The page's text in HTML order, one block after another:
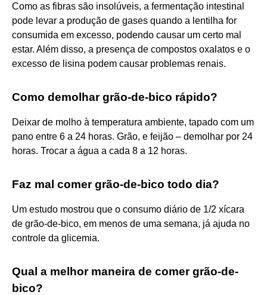
Como as fibras são insolúveis, a fermentação intestinal
pode levar a produção de gases quando a lentilha for
consumida em excesso, podendo causar um certo mal
estar. Além disso, a presença de compostos oxalatos e o
excesso de lisina podem causar problemas renais.
Como demolhar grão-de-bico rápido?
Deixar de molho à temperatura ambiente, tapado com um
pano entre 6 a 24 horas. Grão, e feijão – demolhar por 24
horas. Trocar a água a cada 8 a 12 horas.
Faz mal comer grão-de-bico todo dia?
Um estudo mostrou que o consumo diário de 1/2 xícara
de grão-de-bico, em menos de uma semana, já ajuda no
controle da glicemia.
Qual a melhor maneira de comer grão-de-
bico?